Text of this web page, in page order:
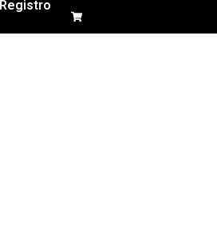
Registro